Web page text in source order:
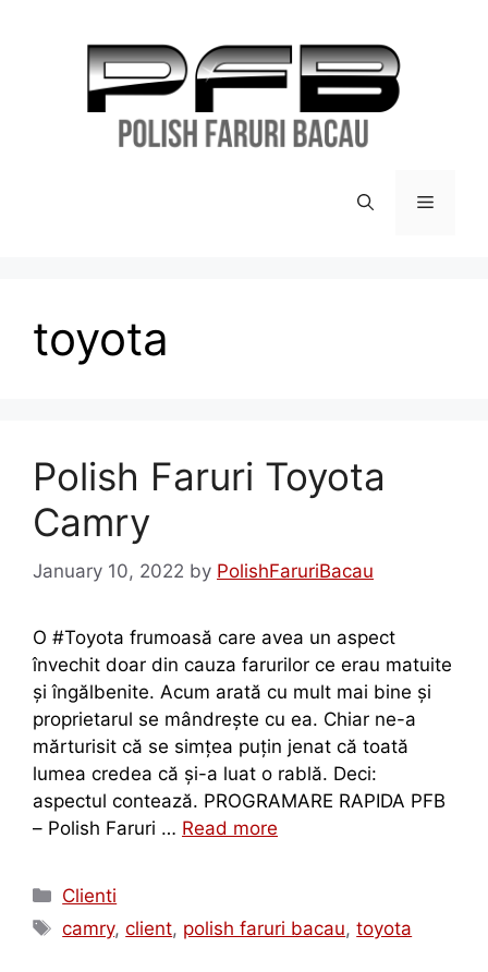
toyota
Polish Faruri Toyota
Camry
January 10, 2022 by PolishFaruriBacau
O #Toyota frumoasă care avea un aspect
învechit doar din cauza farurilor ce erau matuite
și îngălbenite. Acum arată cu mult mai bine și
proprietarul se mândrește cu ea. Chiar ne-a
mărturisit că se simțea puțin jenat că toată
lumea credea că și-a luat o rablă. Deci:
aspectul contează. PROGRAMARE RAPIDA PFB
– Polish Faruri … Read more
Clienti
camry,client, polish faruri bacau,toyota